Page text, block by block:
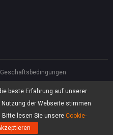
beste Erfahrung auf unserer
der Webseite stimmen
Bitte lesen Sie unsere Cookie-
Geschäftsbedingungen
2Z4
Harbour City, 5 Canton Road,
Kowloon
Limited, Alle Rechte vorbehalten.